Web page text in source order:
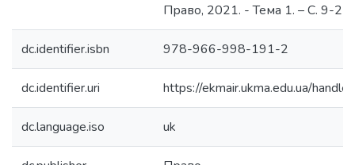
Право, 2021. - Тема 1. – С. 9-21.
dc.identifier.isbn 978-966-998-191-2
dc.identifier.uri https://ekmair.ukma.edu.ua/
dc.language.iso uk